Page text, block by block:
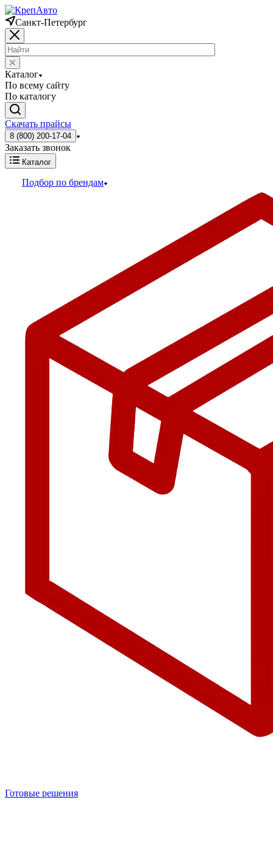
Санкт-Петербург
Каталог
По всему сайту
По каталогу
Скачать прайсы
8 (800) 200-17-04
Заказать звонок
Каталог
Подбор по брендам
Готовые решения